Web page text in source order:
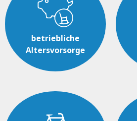
betriebliche
Altersvorsorge